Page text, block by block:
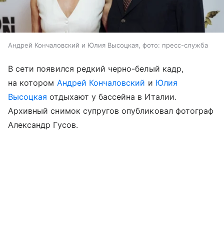
Андрей Кончаловский и Юлия Высоцкая, фото: пресс-служба
В сети появился редкий черно-белый кадр,
на котором Андрей Кончаловский и Юлия
Высоцкая отдыхают у бассейна в Италии.
Архивный снимок супругов опубликовал фотограф
Александр Гусов.